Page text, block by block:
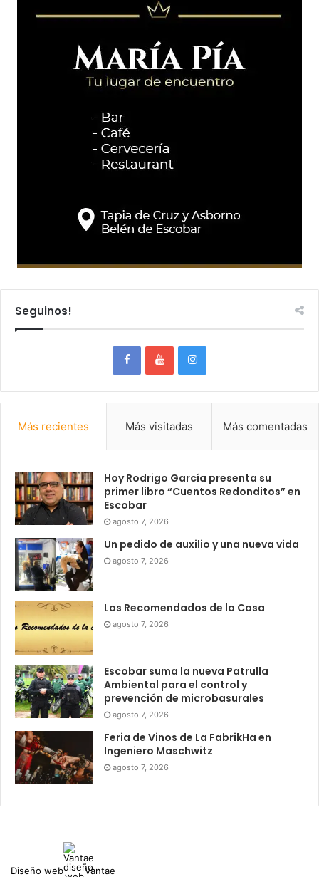
Seguinos!
Más recientes Más visitadas Más comentadas
Hoy Rodrigo García presenta su
primer libro “Cuentos Redonditos” en
Escobar
agosto 7, 2026
Un pedido de auxilio y una nueva vida
agosto 7, 2026
Los Recomendados de la Casa
agosto 7, 2026
Escobar suma la nueva Patrulla
Ambiental para el control y
prevención de microbasurales
agosto 7, 2026
Feria de Vinos de La FabrikHa en
Ingeniero Maschwitz
agosto 7, 2026
Diseño web Vantae